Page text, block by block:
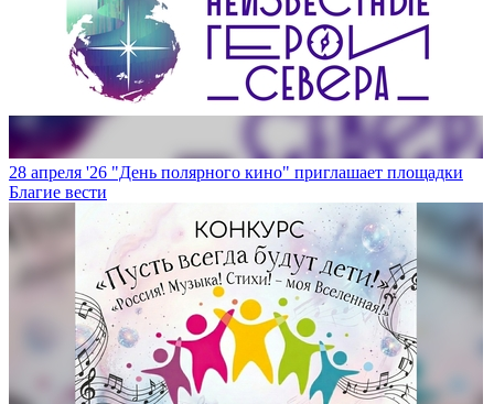
28 апреля '26 "День полярного кино" приглашает площадки
Благие вести